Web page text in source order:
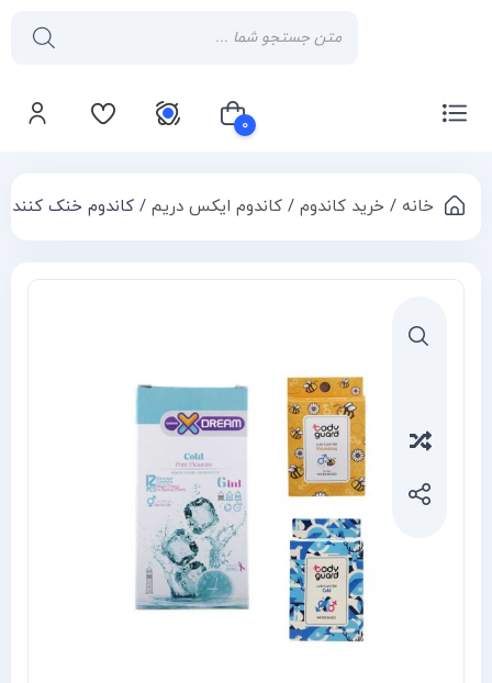
۰
سبد خرید شما خالی است خانه / خرید کاندوم / کاندوم ایکس دریم / کاندوم خنک